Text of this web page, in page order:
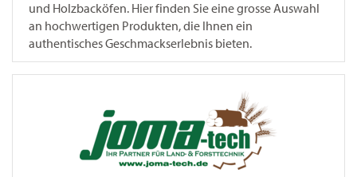
und Holzbacköfen. Hier finden Sie eine grosse Auswahl
an hochwertigen Produkten, die Ihnen ein
authentisches Geschmackserlebnis bieten.